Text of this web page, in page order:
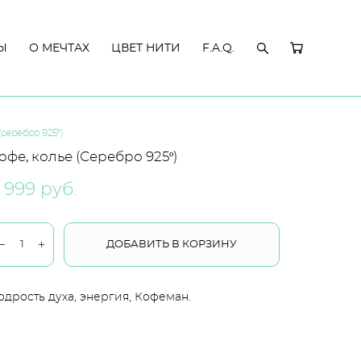
О МЕЧТАХ ЦВЕТ НИТИ F.A.Q.
О МЕЧТАХ ЦВЕТ НИТИ F.A.Q.
925º)
колье (Серебро 925º)
999 pуб.
ДОБАВИТЬ В КОРЗИНУ
духа, энергия, Кофеман.